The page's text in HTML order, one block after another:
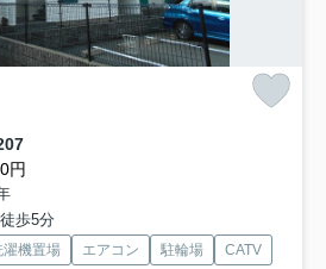
円
歩5分
濯機置場 エアコン 駐輪場
CATV